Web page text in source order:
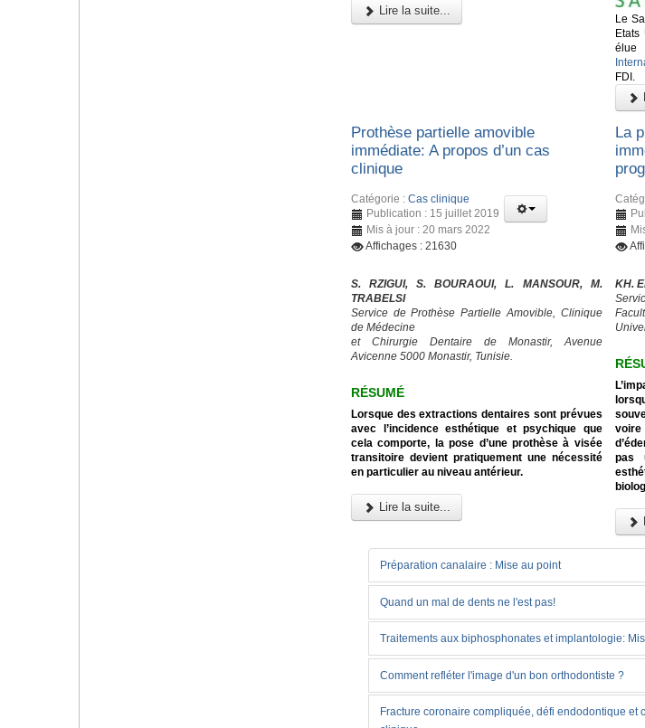
Lire la suite...
Le
FDI.
Prothèse partielle amovible
immédiate: A propos d’un cas
clinique
Catégorie : Cas clinique
Publication : 15 juillet 2019
Mis à jour : 20 mars 2022
Affichages : 21630
S. RZIGUI, S. BOURAOUI, L. MANSOUR, M.
TRABELSI
Service de Prothèse Partielle Amovible, Clinique
de Médecine
et Chirurgie Dentaire de Monastir, Avenue
Avicenne 5000 Monastir, Tunisie.
RÉSUMÉ
Lorsque des extractions dentaires sont prévues
avec l’incidence esthétique et psychique que
cela comporte, la pose d’une prothèse à visée
transitoire devient pratiquement une nécessité
en particulier au niveau antérieur.
Lire la suite...
La
KH.
voire
pas
Préparation canalaire : Mise au point
Quand un mal de dents ne l'est pas!
Traitements aux biphosphonates et implantologie:
Comment refléter l'image d'un bon orthodontiste ?
Fracture coronaire compliquée, défi endodontique et